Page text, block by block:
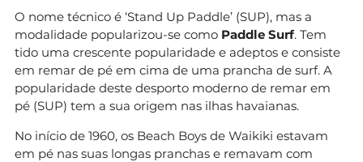
O nome técnico é ‘Stand Up Paddle’ (SUP), mas a
modalidade popularizou-se como Paddle Surf. Tem
tido uma crescente popularidade e adeptos e consiste
em remar de pé em cima de uma prancha de surf. A
popularidade deste desporto moderno de remar em
pé (SUP) tem a sua origem nas ilhas havaianas.
No início de 1960, os Beach Boys de Waikiki estavam
em pé nas suas longas pranchas e remavam com